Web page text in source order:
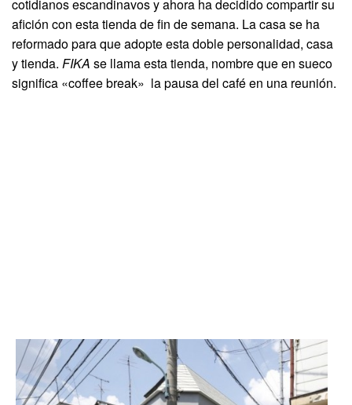
cotidianos escandinavos y ahora ha decidido compartir su
afición con esta tienda de fin de semana. La casa se ha
reformado para que adopte esta doble personalidad, casa
y tienda. FIKA se llama esta tienda, nombre que en sueco
significa «coffee break» la pausa del café en una reunión.